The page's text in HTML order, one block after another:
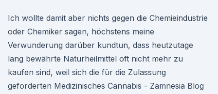
Ich wollte damit aber nichts gegen die Chemieindustrie
oder Chemiker sagen, höchstens meine
Verwunderung darüber kundtun, dass heutzutage
lang bewährte Naturheilmittel oft nicht mehr zu
kaufen sind, weil sich die für die Zulassung
geforderten Medizinisches Cannabis - Zamnesia Blog